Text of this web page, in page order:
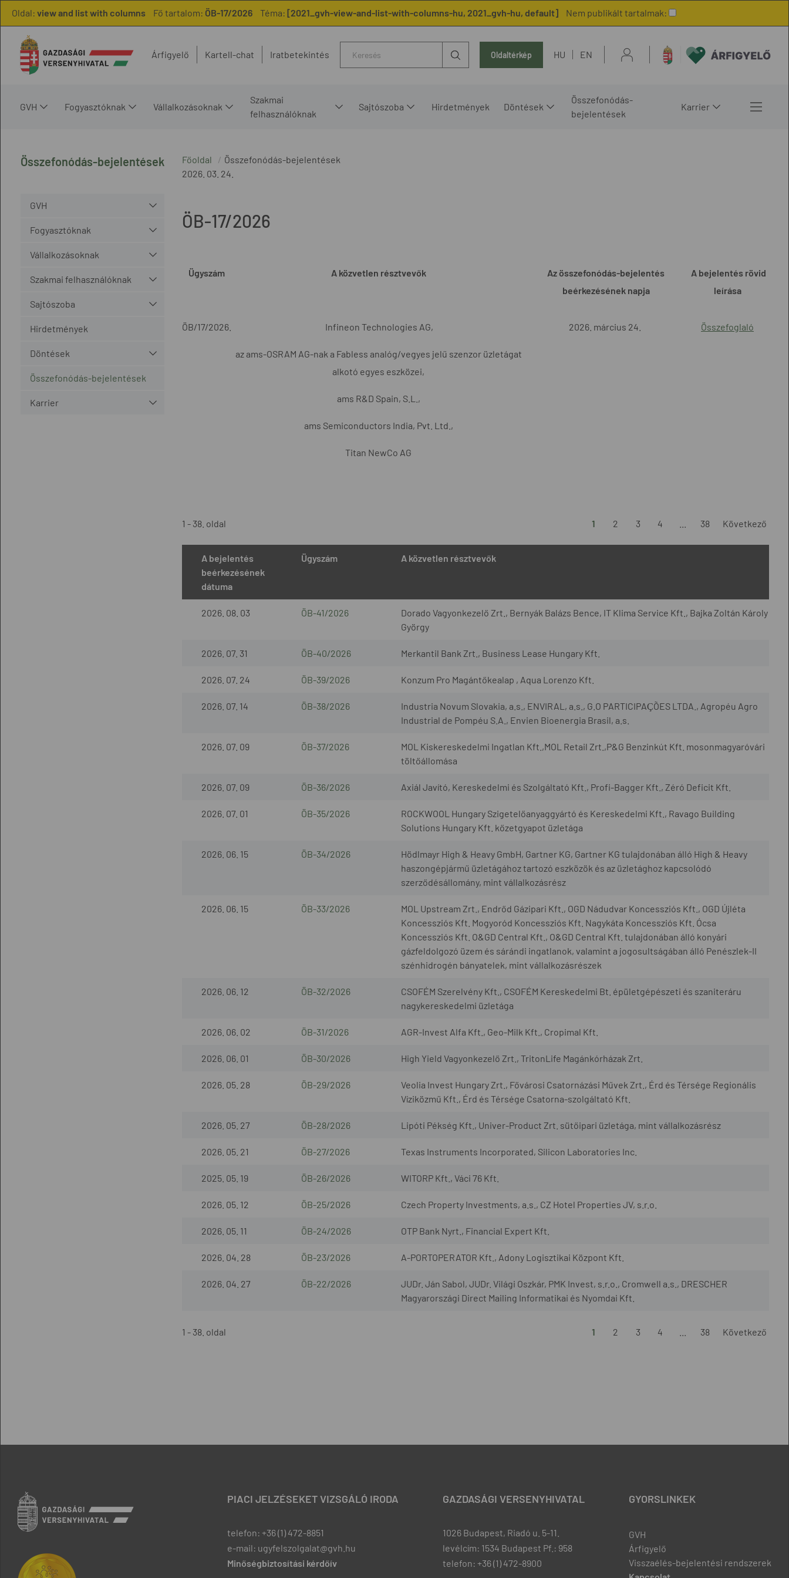
Oldal: view and list with columns Fő tartalom: ÖB-17/2026 Téma: [2021_gvh-view-and-list-with-columns-hu, 2021_gvh-hu, default] Nem publikált tartalmak:
Árfigyelő Kartell-chat Iratbetekintés Oldaltérkép HU EN
GVH Fogyasztóknak Vállalkozásoknak
Szakmai
felhasználóknak
Sajtószoba Hirdetmények Döntések
Összefonódás-
bejelentések
Karrier
Összefonódás-bejelentések
GVH
Fogyasztóknak
Vállalkozásoknak
Szakmai felhasználóknak
Sajtószoba
Hirdetmények
Döntések
Összefonódás-bejelentések
Karrier
Főoldal
Összefonódás-bejelentések
2026. 03. 24.
ÖB-17/2026
Ügyszám A közvetlen résztvevők
Az összefonódás-bejelentés
beérkezésének napja
A bejelentés rövid
leírása
ÖB/17/2026. Infineon Technologies AG,
az ams-OSRAM AG-nak a Fabless analóg/vegyes jelű szenzor üzletágat
alkotó egyes eszközei,
ams R&D Spain, S.L.,
ams Semiconductors India, Pvt. Ltd.,
Titan NewCo AG
2026. március 24. Összefoglaló
1 - 38. oldal 1 2 3 4 38 Következő
A bejelentés
beérkezésének
dátuma
Ügyszám A közvetlen résztvevők
2026. 08. 03 ÖB-41/2026
Dorado Vagyonkezelő Zrt., Bernyák Balázs Bence, IT Klima Service Kft., Bajka Zoltán Károly
György
2026. 07. 31 ÖB-40/2026 Merkantil Bank Zrt., Business Lease Hungary Kft.
2026. 07. 24 ÖB-39/2026 Konzum Pro Magántőkealap , Aqua Lorenzo Kft.
2026. 07. 14 ÖB-38/2026
Industria Novum Slovakia, a.s., ENVIRAL, a.s., G.O PARTICIPAÇÕES LTDA., Agropéu Agro
Industrial de Pompéu S.A., Envien Bioenergia Brasil, a.s.
2026. 07. 09 ÖB-37/2026
MOL Kiskereskedelmi Ingatlan Kft.,MOL Retail Zrt.,P&G Benzinkút Kft. mosonmagyaróvári
töltőállomása
2026. 07. 09 ÖB-36/2026 Axiál Javító, Kereskedelmi és Szolgáltató Kft., Profi-Bagger Kft., Zéró Deficit Kft.
2026. 07. 01 ÖB-35/2026
ROCKWOOL Hungary Szigetelőanyaggyártó és Kereskedelmi Kft., Ravago Building
Solutions Hungary Kft. kőzetgyapot üzletága
2026. 06. 15 ÖB-34/2026
Hödlmayr High & Heavy GmbH, Gartner KG, Gartner KG tulajdonában álló High & Heavy
haszongépjármű üzletágához tartozó eszközök és az üzletághoz kapcsolódó
szerződésállomány, mint vállalkozásrész
2026. 06. 15 ÖB-33/2026
MOL Upstream Zrt., Endrőd Gázipari Kft., OGD Nádudvar Koncessziós Kft., OGD Újléta
Koncessziós Kft. Mogyoród Koncessziós Kft. Nagykáta Koncessziós Kft. Ócsa
Koncessziós Kft. O&GD Central Kft., O&GD Central Kft. tulajdonában álló konyári
gázfeldolgozó üzem és sárándi ingatlanok, valamint a jogosultságában álló Penészlek-II
szénhidrogén bányatelek, mint vállalkozásrészek
2026. 06. 12 ÖB-32/2026
CSOFÉM Szerelvény Kft., CSOFÉM Kereskedelmi Bt. épületgépészeti és szaniteráru
nagykereskedelmi üzletága
2026. 06. 02 ÖB-31/2026 AGR-Invest Alfa Kft., Geo-Milk Kft., Cropimal Kft.
2026. 06. 01 ÖB-30/2026 High Yield Vagyonkezelő Zrt., TritonLife Magánkórházak Zrt.
2026. 05. 28 ÖB-29/2026
Veolia Invest Hungary Zrt., Fővárosi Csatornázási Művek Zrt., Érd és Térsége Regionális
Víziközmű Kft., Érd és Térsége Csatorna-szolgáltató Kft.
2026. 05. 27 ÖB-28/2026 Lipóti Pékség Kft., Univer-Product Zrt. sütőipari üzletága, mint vállalkozásrész
2026. 05. 21 ÖB-27/2026 Texas Instruments Incorporated, Silicon Laboratories Inc.
2025. 05. 19 ÖB-26/2026 WITORP Kft., Váci 76 Kft.
2026. 05. 12 ÖB-25/2026 Czech Property Investments, a.s., CZ Hotel Properties JV, s.r.o.
2026. 05. 11 ÖB-24/2026 OTP Bank Nyrt., Financial Expert Kft.
2026. 04. 28 ÖB-23/2026 A-PORTOPERATOR Kft., Adony Logisztikai Központ Kft.
2026. 04. 27 ÖB-22/2026
JUDr. Ján Sabol, JUDr. Világi Oszkár, PMK Invest, s.r.o., Cromwell a.s., DRESCHER
Magyarországi Direct Mailing Informatikai és Nyomdai Kft.
1 - 38. oldal 1 2 3 4 38 Következő
PIACI JELZÉSEKET VIZSGÁLÓ IRODA
telefon: +36 (1) 472-8851
e-mail: ugyfelszolgalat@gvh.hu
Minőségbiztosítási kérdőív
GAZDASÁGI VERSENYHIVATAL
1026 Budapest, Riadó u. 5-11.
levélcím: 1534 Budapest Pf.: 958
telefon: +36 (1) 472-8900
GYORSLINKEK
GVH
Árfigyelő
Visszaélés-bejelentési rendszerek